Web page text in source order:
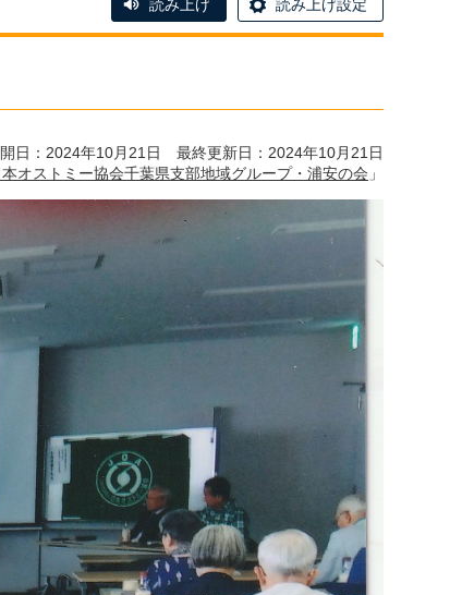
読み上げ 読み上げ設定
日：2024年10月21日 最終更新日：2024年10月21日
本オストミー協会千葉県支部地域グループ・浦安の会 」